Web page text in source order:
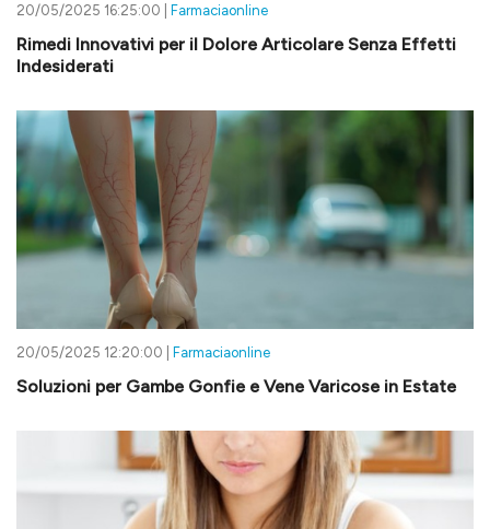
20/05/2025 16:25:00 | Farmaciaonline
Rimedi Innovativi per il Dolore Articolare Senza Effetti
Indesiderati
20/05/2025 12:20:00 | Farmaciaonline
Soluzioni per Gambe Gonfie e Vene Varicose in Estate